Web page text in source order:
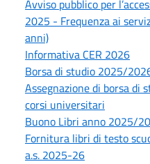
Avviso pubblico per
2025 - Frequenza ai
anni)
Informativa CER 2026
Borsa di studio 2025/
Assegnazione di borsa di
corsi universitari
Buono Libri anno 2025/
Fornitura libri di testo
a.s. 2025-26